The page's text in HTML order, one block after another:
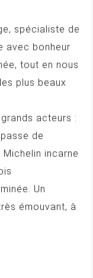
spécialiste de
avec bonheur
tout en nous
plus beaux
acteurs :
de
incarne
Un
émouvant, à